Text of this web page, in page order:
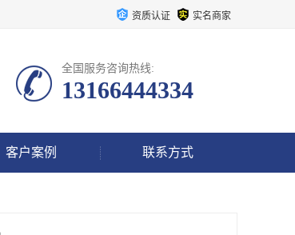
资质认证 实名商家
全国服务咨询热线:
13166444334
客户案例 联系方式